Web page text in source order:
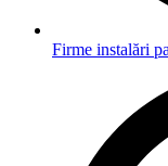
Firme instalări